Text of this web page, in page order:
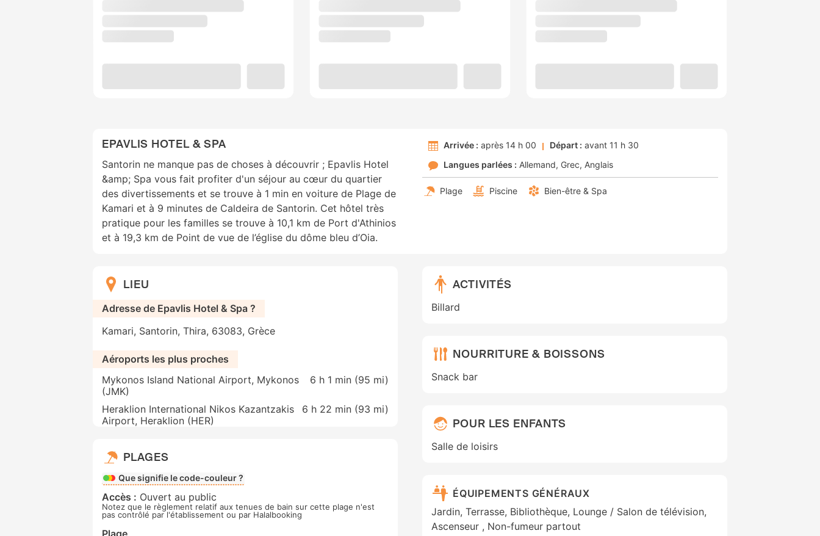
EPAVLIS HOTEL & SPA
Santorin ne manque pas de choses à découvrir ; Epavlis Hotel
&amp; Spa vous fait profiter d'un séjour au cœur du quartier
des divertissements et se trouve à 1 min en voiture de Plage de
Kamari et à 9 minutes de Caldeira de Santorin. Cet hôtel très
pratique pour les familles se trouve à 10,1 km de Port d'Athinios
et à 19,3 km de Point de vue de l’église du dôme bleu d’Oia.
Arrivée : après 14 h 00 Départ : avant 11 h 30
Langues parlées : Allemand Grec Anglais
Plage Piscine Bien-être & Spa
LIEU
Adresse de Epavlis Hotel & Spa ?
Kamari, Santorin, Thira, 63083, Grèce
Aéroports les plus proches
Mykonos Island National Airport, Mykonos
(JMK)
6 h 1 min (95 mi)
Heraklion International Nikos Kazantzakis
Airport, Heraklion (HER)
6 h 22 min (93 mi)
PLAGES
Que signifie le code-couleur ?
Accès : Ouvert au public
Notez que le règlement relatif aux tenues de bain sur cette plage n'est
pas contrôlé par l'établissement ou par Halalbooking
Plage
ACTIVITÉS
Billard
NOURRITURE & BOISSONS
Snack bar
POUR LES ENFANTS
Salle de loisirs
ÉQUIPEMENTS GÉNÉRAUX
Jardin, Terrasse, Bibliothèque, Lounge / Salon de télévision,
Ascenseur , Non-fumeur partout